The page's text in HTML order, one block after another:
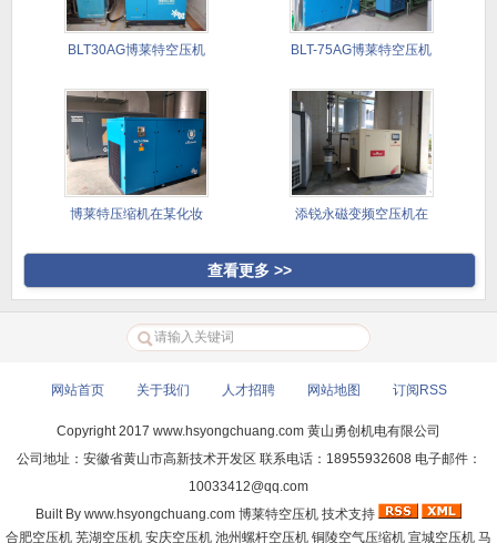
BLT30AG博莱特空压机 BLT-75AG博莱特空压机
博莱特压缩机在某化妆 添锐永磁变频空压机在
查看更多 >>
网站首页 关于我们 人才招聘 网站地图 订阅RSS
Copyright 2017 www.hsyongchuang.com 黄山勇创机电有限公司
公司地址：安徽省黄山市高新技术开发区 联系电话：18955932608 电子邮件：
10033412@qq.com
Built By www.hsyongchuang.com 博莱特空压机 技术支持
合肥空压机 芜湖空压机 安庆空压机 池州螺杆空压机 铜陵空气压缩机 宣城空压机 马